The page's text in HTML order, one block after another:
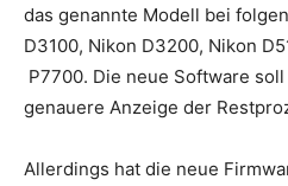
das genannte Modell bei
D3100, Nikon D3200, Nikon
P7700. Die neue Software
genauere Anzeige der
Allerdings hat die neue